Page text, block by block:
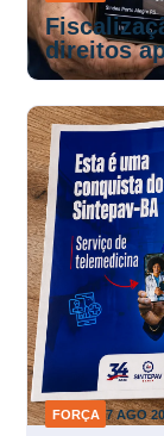
direitos
FORÇA 7 AGO